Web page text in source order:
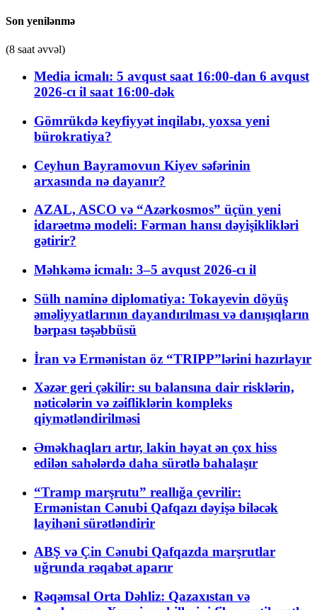
Son yenilənmə
(8 saat əvvəl)
Media icmalı: 5 avqust saat 16:00-dan 6 avqust
2026-cı il saat 16:00-dək
Gömrükdə keyfiyyət inqilabı, yoxsa yeni
bürokratiya?
Ceyhun Bayramovun Kiyev səfərinin
arxasında nə dayanır?
AZAL, ASCO və “Azərkosmos” üçün yeni
idarəetmə modeli: Fərman hansı dəyişiklikləri
gətirir?
Məhkəmə icmalı: 3–5 avqust 2026-cı il
Sülh naminə diplomatiya: Tokayevin döyüş
əməliyyatlarının dayandırılması və danışıqların
bərpası təşəbbüsü
İran və Ermənistan öz “TRIPP”lərini hazırlayır
Xəzər geri çəkilir: su balansına dair risklərin,
nəticələrin və zəifliklərin kompleks
qiymətləndirilməsi
Əməkhaqları artır, lakin həyat ən çox hiss
edilən sahələrdə daha sürətlə bahalaşır
“Tramp marşrutu” reallığa çevrilir:
Ermənistan Cənubi Qafqazı dəyişə biləcək
layihəni sürətləndirir
ABŞ və Çin Cənubi Qafqazda marşrutlar
uğrunda rəqabət aparır
Rəqəmsal Orta Dəhliz: Qazaxıstan və